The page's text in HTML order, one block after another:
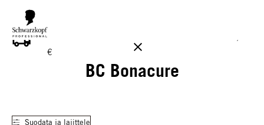
ILMAINEN TOIMITUS YLI 160 € TILAUKSIIN!
€
BC Bonacure
Suodata ja lajittele